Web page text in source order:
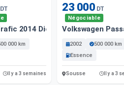
DT
2014 Diesel
000 km
Il y a 3 semaines
23 000 DT
Négociable
Volkswagen
2002
500 000 km
Essence
Sousse Il y a 3